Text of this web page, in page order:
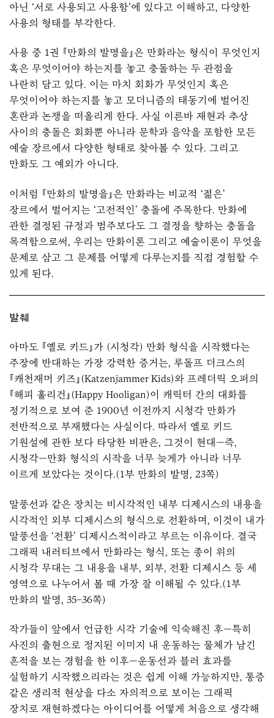
아닌 ‘서로 사용되고 사용함’에 있다고 이해하고, 다양한
사용의 형태를 부각한다.
사용 중 1권 『만화의 발명을』은 만화라는 형식이 무엇인지
혹은 무엇이어야 하는지를 놓고 충돌하는 두 관점을
나란히 담고 있다. 이는 마치 회화가 무엇인지 혹은
무엇이어야 하는지를 놓고 모더니즘의 태동기에 벌어진
혼란과 논쟁을 떠올리게 한다. 사실 이른바 재현과 추상
사이의 충돌은 회화뿐 아니라 문학과 음악을 포함한 모든
예술 장르에서 다양한 형태로 찾아볼 수 있다. 그리고
만화도 그 예외가 아니다.
이처럼 『만화의 발명을』은 만화라는 비교적 ‘젊은’
장르에서 벌어지는 ‘고전적인’ 충돌에 주목한다. 만화에
관한 결정된 규정과 범주보다도 그 결정을 향하는 충돌을
목격함으로써, 우리는 만화이론 그리고 예술이론이 무엇을
문제로 삼고 그 문제를 어떻게 다루는지를 직접 경험할 수
있게 된다.
발췌
아마도 『옐로 키드』가 (시청각) 만화 형식을 시작했다는
주장에 반대하는 가장 강력한 증거는, 루돌프 더크스의
『캐천재머 키즈』(Katzenjammer Kids)와 프레더릭 오퍼의
『해피 훌리건』(Happy Hooligan)이 캐릭터 간의 대화를
정기적으로 보여 준 1900년 이전까지 시청각 만화가
전반적으로 부재했다는 사실이다. 따라서 옐로 키드
기원설에 관한 보다 타당한 비판은, 그것이 현대—즉,
시청각—만화 형식의 시작을 너무 늦게가 아니라 너무
이르게 보았다는 것이다.(1부 만화의 발명, 23쪽)
말풍선과 같은 장치는 비시각적인 내부 디제시스의 내용을
시각적인 외부 디제시스의 형식으로 전환하며, 이것이 내가
말풍선을 ‘전환’ 디제시스적이라고 부르는 이유이다. 결국
그래픽 내러티브에서 만화라는 형식, 또는 종이 위의
시청각 무대는 그 내용을 내부, 외부, 전환 디제시스 등 세
영역으로 나누어서 볼 때 가장 잘 이해될 수 있다.(1부
만화의 발명, 35–36쪽)
작가들이 앞에서 언급한 시각 기술에 익숙해진 후—특히
사진의 출현으로 정지된 이미지 내 운동하는 물체가 남긴
흔적을 보는 경험을 한 이후—운동선과 블러 효과를
실험하기 시작했으리라는 것은 쉽게 이해 가능하지만, 통증
같은 생리적 현상을 다소 자의적으로 보이는 그래픽
장치로 재현하겠다는 아이디어를 어떻게 처음으로 생각해